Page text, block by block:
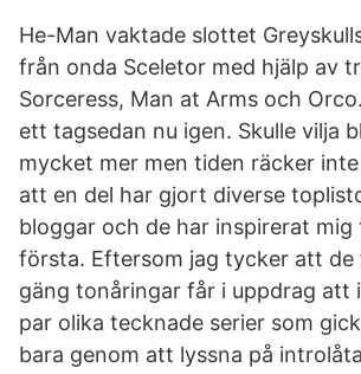
He-Man vaktade slottet
från onda Sceletor med hjälp av
Sorceress, Man at Arms och
ett tagsedan nu igen. Skulle vilja
mycket mer men tiden räcker
att en del har gjort diverse
bloggar och de har inspirerat
första. Eftersom jag tycker att de
gäng tonåringar får i uppdrag att
par olika tecknade serier som
bara genom att lyssna på